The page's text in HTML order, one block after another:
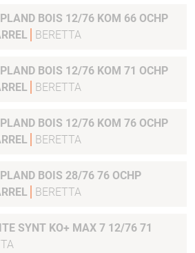
BOIS 12/76 KOM 66 OCHP
BERETTA
BOIS 12/76 KOM 71 OCHP
BERETTA
BOIS 12/76 KOM 76 OCHP
BERETTA
BOIS 28/76 76 OCHP
BERETTA
SYNT KO+ MAX 7 12/76 71